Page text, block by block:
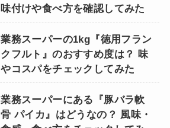
味付けや食べ方を確認してみた
業務スーパーの1kg『徳用フラン
クフルト』のおすすめ度は？ 味
やコスパをチェックしてみた
業務スーパーにある『豚バラ軟
骨 パイカ』はどうなの？ 風味・